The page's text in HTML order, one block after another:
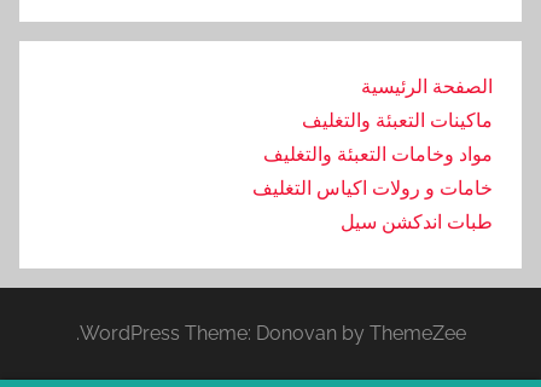
الصفحة الرئيسية
ماكينات التعبئة والتغليف
مواد وخامات التعبئة والتغليف
خامات و رولات اكياس التغليف
طبات اندكشن سيل
WordPress Theme: Donovan by ThemeZee.